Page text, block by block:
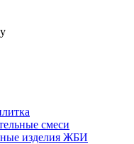
смеси
изделия ЖБИ